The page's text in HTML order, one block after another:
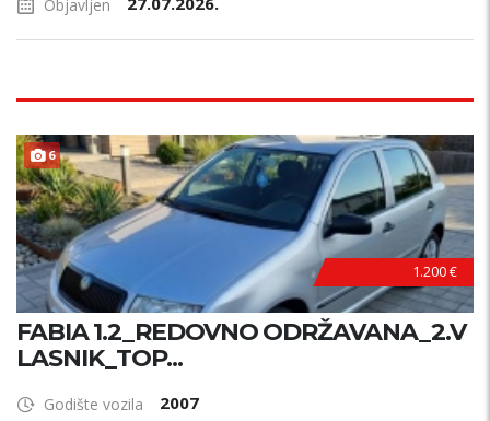
Objavljen
6
1.200 €
FABIA 1.2_REDOVNO ODRŽAVANA_2.V
LASNIK_TOP...
Godište vozila 2007